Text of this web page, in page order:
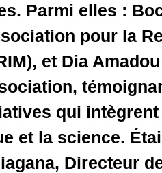
Parmi elles :
pour la
et Dia
qui
et la science.
Directeur